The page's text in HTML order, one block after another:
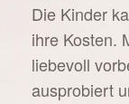
Die Kinder
ihre Kosten.
liebevoll
ausprobiert